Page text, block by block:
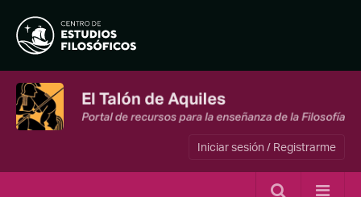
Iniciar sesión / Registrarme